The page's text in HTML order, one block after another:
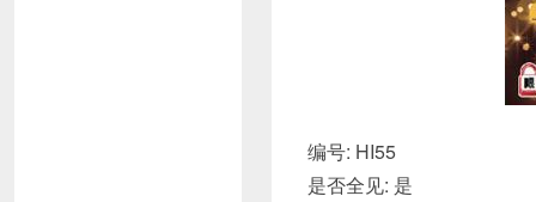
编号: HI55
是否全见: 是